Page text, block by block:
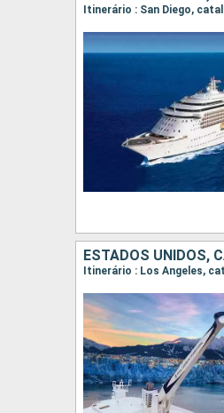
Itinerário : San Diego,
ESTADOS UNIDOS,
Itinerário : Los Angeles,